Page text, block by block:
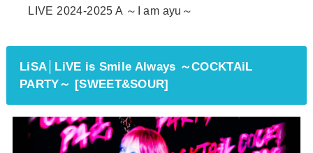
LIVE 2024-2025 A ～I am ayu～
LiSA│LiVE is Smile Always ～COCKTAiL
PARTY～ [SWEET&SOUR]